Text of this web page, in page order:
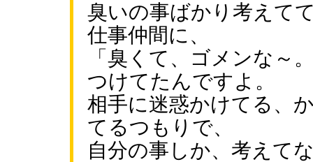
臭いの事ばかり考えて
仕事仲間に、
「臭くて、ゴメンな～
つけてたんですよ。
相手に迷惑かけてる、
てるつもりで、
自分の事しか、考えて